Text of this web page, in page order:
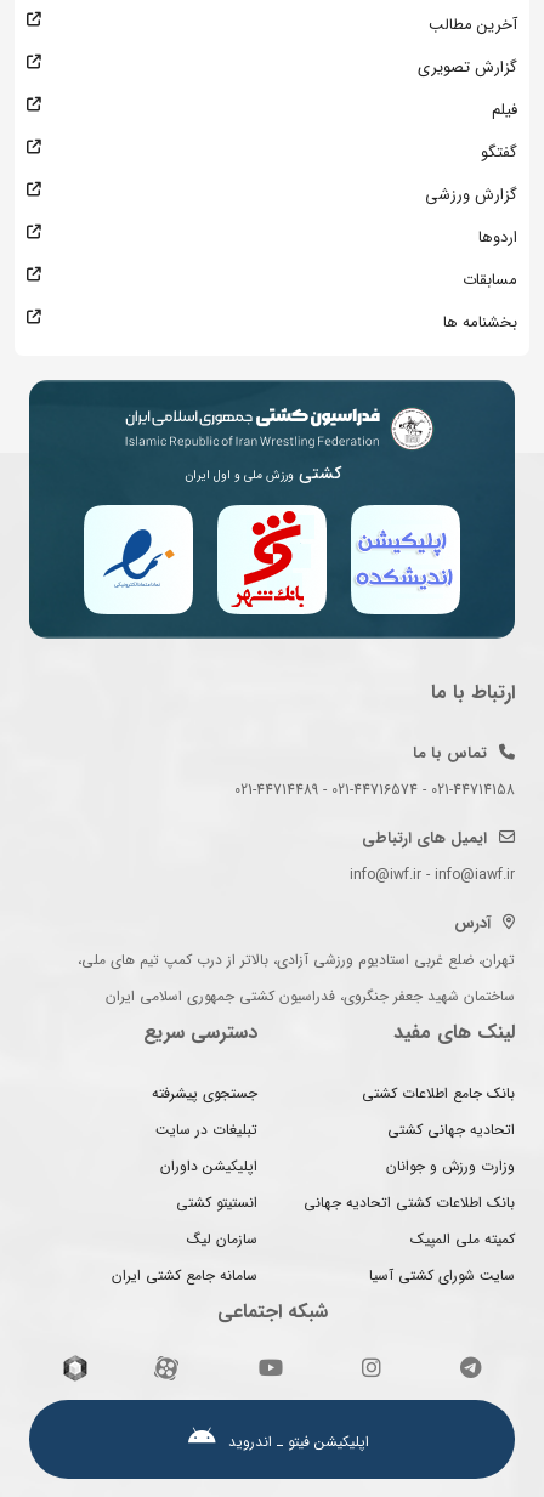
آخرین مطالب
گزارش تصویری
فیلم
گفتگو
گزارش ورزشی
اردوها
مسابقات
بخشنامه ها
کشتی ورزش ملی و اول ایران
ارتباط با ما
تماس با ما
021-44714158 - 021-44716574 - 021-44714489
ایمیل های ارتباطی
info@iwf.ir - info@iawf.ir
آدرس
تهران، ضلع غربی استادیوم ورزشی آزادی، بالاتر از درب کمپ تیم های ملی،
ساختمان شهید جعفر جنگروی، فدراسیون کشتی جمهوری اسلامی ایران
لینک های مفید
بانک جامع اطلاعات کشتی
اتحادیه جهانی کشتی
وزارت ورزش و جوانان
بانک اطلاعات کشتی اتحادیه جهانی
کمیته ملی المپیک
سایت شورای کشتی آسیا
دسترسی سریع
جستجوی پیشرفته
تبلیغات در سایت
اپلیکیشن داوران
انستیتو کشتی
سازمان لیگ
سامانه جامع کشتی ایران
شبکه اجتماعی
اپلیکیشن فیتو ـ اندروید